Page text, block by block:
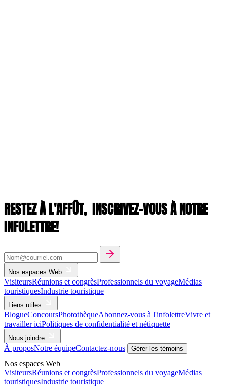
RESTEZ À L'AFFÛT, INSCRIVEZ-VOUS À NOTRE
INFOLETTRE!
Nos espaces Web
VisiteursRéunions et congrèsProfessionnels du voyageMédias
touristiquesIndustrie touristique
Liens utiles
BlogueConcoursPhotothèqueAbonnez-vous à l'infolettreVivre et
travailler iciPolitiques de confidentialité et nétiquette
Nous joindre
À proposNotre équipeContactez-nous Gérer les témoins
Nos espaces Web
VisiteursRéunions et congrèsProfessionnels du voyageMédias
touristiquesIndustrie touristique